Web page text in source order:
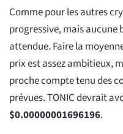
Comme pour les autres
progressive, mais aucune
attendue. Faire la
prix est assez ambitieux,
proche compte tenu des
prévues. TONIC devrait
$0.00000001696196.